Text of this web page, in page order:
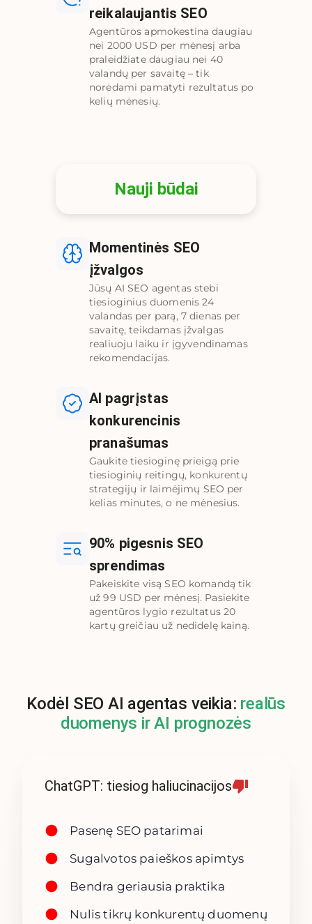
reikalaujantis SEO
Agentūros apmokestina daugiau
nei 2000 USD per mėnesį arba
praleidžiate daugiau nei 40
valandų per savaitę – tik
norėdami pamatyti rezultatus po
kelių mėnesių.
Nauji būdai
Momentinės SEO
įžvalgos
Jūsų AI SEO agentas stebi
tiesioginius duomenis 24
valandas per parą, 7 dienas per
savaitę, teikdamas įžvalgas
realiuoju laiku ir įgyvendinamas
rekomendacijas.
AI pagrįstas
konkurencinis
pranašumas
Gaukite tiesioginę prieigą prie
tiesioginių reitingų, konkurentų
strategijų ir laimėjimų SEO per
kelias minutes, o ne mėnesius.
90% pigesnis SEO
sprendimas
Pakeiskite visą SEO komandą tik
už 99 USD per mėnesį. Pasiekite
agentūros lygio rezultatus 20
kartų greičiau už nedidelę kainą.
Kodėl SEO AI agentas veikia: realūs
duomenys ir AI prognozės
ChatGPT: tiesiog haliucinacijos
Pasenę SEO patarimai
Sugalvotos paieškos apimtys
Bendra geriausia praktika
Nulis tikrų konkurentų duomenų